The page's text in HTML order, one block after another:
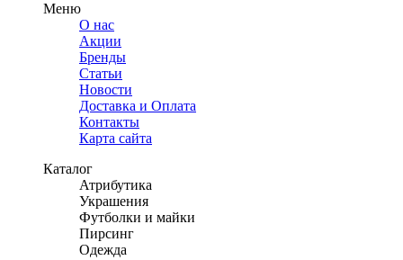
Меню
О нас
Акции
Бренды
Статьи
Новости
Доставка и Оплата
Контакты
Карта сайта
Каталог
Атрибутика
Украшения
Футболки и майки
Пирсинг
Одежда